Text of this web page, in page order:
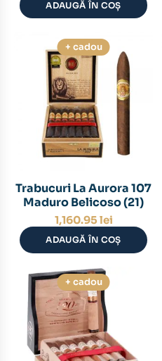
ADAUGĂ ÎN COȘ
+ cadou
Trabucuri La Aurora 107
Maduro Belicoso (21)
1,160.95 lei
ADAUGĂ ÎN COȘ
+ cadou